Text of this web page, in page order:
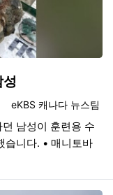
등록자
eKBS 캐나다 뉴스팀
남성이 훈련용 수
습니다. • 매니토바